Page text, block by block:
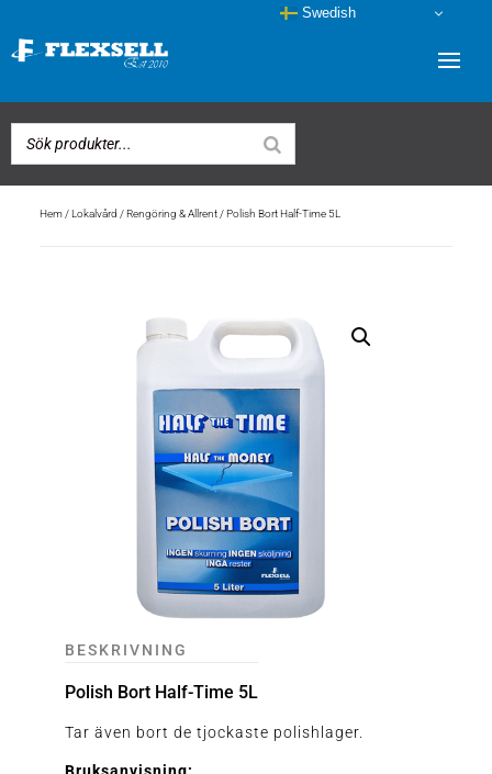
Hem/Lokalvård /Rengöring & Allrent/ Polish Bort Half-Time 5L
BESKRIVNING
Polish Bort Half-Time 5L
Tar även bort de tjockaste polishlager.
Swedish